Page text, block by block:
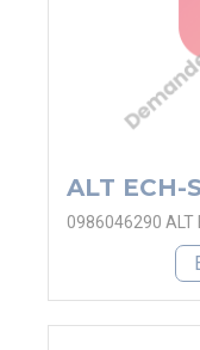
ALT ECH-